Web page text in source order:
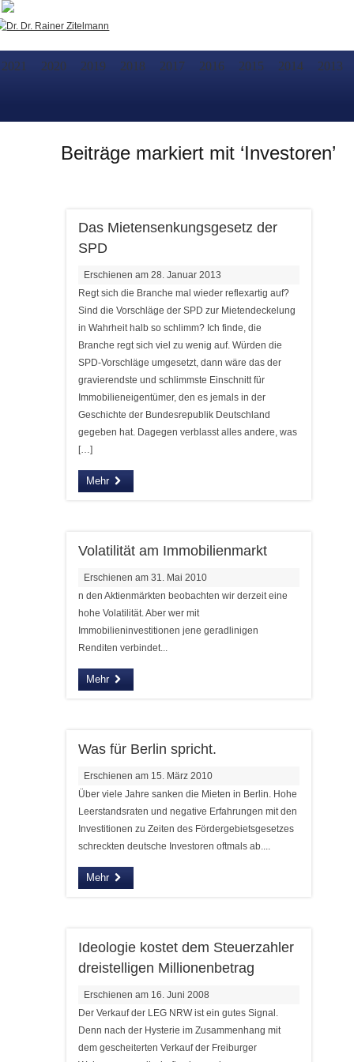
2021 2020 2019 2018 2017 2016 2015 2014 2013
Beiträge markiert mit ‘Investoren’
Das Mietensenkungsgesetz der
SPD
Erschienen am 28. Januar 2013
Regt sich die Branche mal wieder reflexartig auf?
Sind die Vorschläge der SPD zur Mietendeckelung
in Wahrheit halb so schlimm? Ich finde, die
Branche regt sich viel zu wenig auf. Würden die
SPD-Vorschläge umgesetzt, dann wäre das der
gravierendste und schlimmste Einschnitt für
Immobilieneigentümer, den es jemals in der
Geschichte der Bundesrepublik Deutschland
gegeben hat. Dagegen verblasst alles andere, was
[…]
Mehr
Volatilität am Immobilienmarkt
Erschienen am 31. Mai 2010
n den Aktienmärkten beobachten wir derzeit eine
hohe Volatilität. Aber wer mit
Immobilieninvestitionen jene geradlinigen
Renditen verbindet...
Mehr
Was für Berlin spricht.
Erschienen am 15. März 2010
Über viele Jahre sanken die Mieten in Berlin. Hohe
Leerstandsraten und negative Erfahrungen mit den
Investitionen zu Zeiten des Fördergebietsgesetzes
schreckten deutsche Investoren oftmals ab....
Mehr
Ideologie kostet dem Steuerzahler
dreistelligen Millionenbetrag
Erschienen am 16. Juni 2008
Der Verkauf der LEG NRW ist ein gutes Signal.
Denn nach der Hysterie im Zusammenhang mit
dem gescheiterten Verkauf der Freiburger